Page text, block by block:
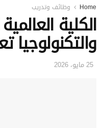
Home وظائف وتدريب
الكلية
25 مايو، 2026